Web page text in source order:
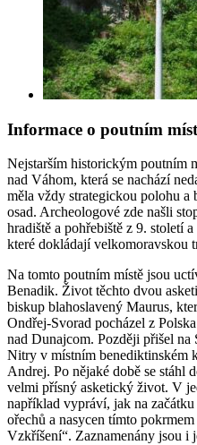
Informace o poutním
Nejstarším historickým poutním
nad Váhom, která se nachází
měla vždy strategickou polohu a
osad. Archeologové zde našli
hradiště a pohřebiště z 9. století
které dokládají velkomoravskou
Na tomto poutním místě jsou
Benadik. Život těchto dvou
biskup blahoslavený Maurus,
Ondřej-Svorad pocházel z
nad Dunajcom. Později přišel na
Nitry v místním benediktinském
Andrej. Po nějaké době se stáhl
velmi přísný asketický život. V
například vypráví, jak na
ořechů a nasycen tímto
Vzkříšení“. Zaznamenány jsou i